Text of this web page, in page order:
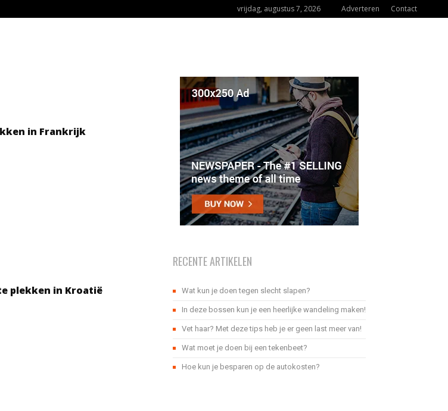
vrijdag, augustus 7, 2026 Adverteren Contact
in Frankrijk
plekken in Kroatië
RECENTE ARTIKELEN
Wat kun je doen tegen slecht slapen?
In deze bossen kun je een heerlijke wandeling maken!
Vet haar? Met deze tips heb je er geen last meer van!
Wat moet je doen bij een tekenbeet?
Hoe kun je besparen op de autokosten?